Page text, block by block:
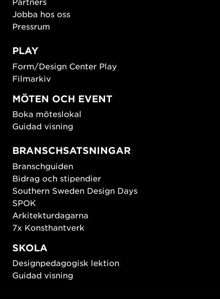
Jobba hos oss
Pressrum
PLAY
Form/Design Center Play
Filmarkiv
MÖTEN OCH EVENT
Boka möteslokal
Guidad visning
BRANSCHSATSNINGAR
Branschguiden
Bidrag och stipendier
Southern Sweden Design Days
SPOK
Arkitekturdagarna
7x Konsthantverk
SKOLA
Designpedagogisk lektion
Guidad visning